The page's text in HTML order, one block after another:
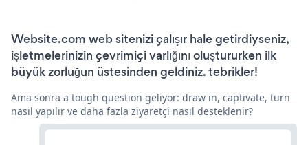
Website.com web sitenizi çalışır hale getirdiyseniz,
işletmelerinizin çevrimiçi varlığını oluştururken ilk
büyük zorluğun üstesinden geldiniz. tebrikler!
Ama sonra a tough question geliyor: draw in, captivate, turn
nasıl yapılır ve daha fazla ziyaretçi nasıl desteklenir?